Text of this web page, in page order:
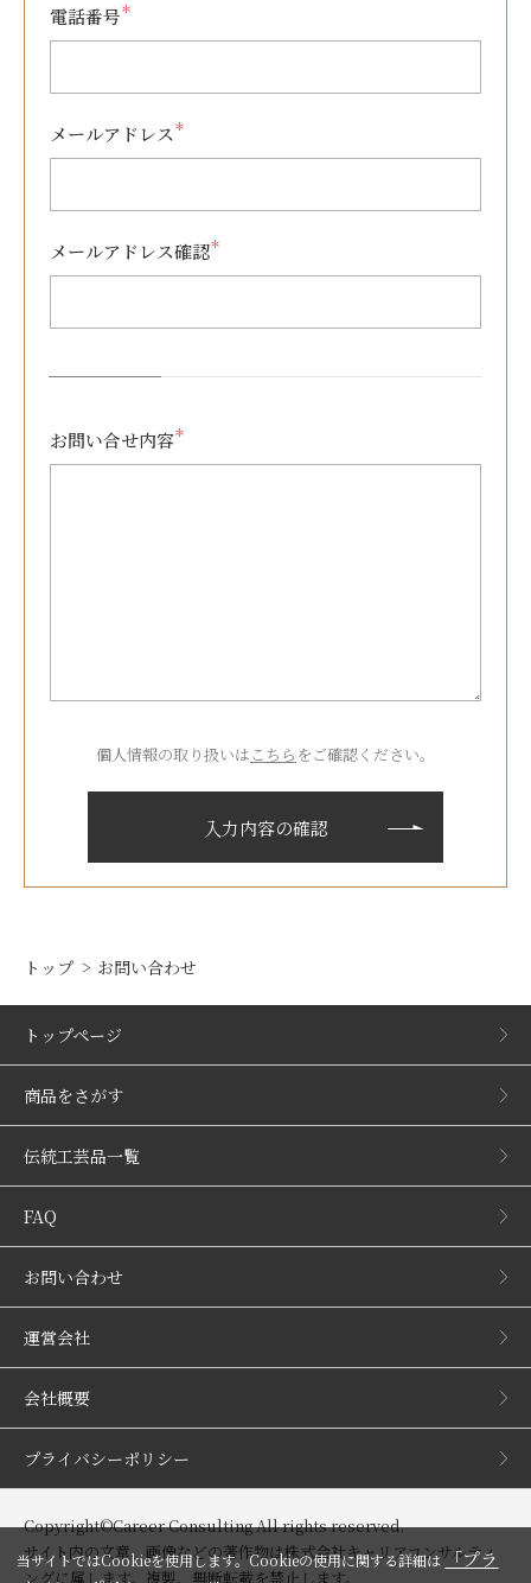
電話番号＊
メールアドレス ＊
メールアドレス確認＊
お問い合せ内容＊
個人情報の取り扱いはこちら をご確認ください。
トップ お問い合わせ
トップページ
商品をさがす
伝統工芸品一覧
FAQ
お問い合わせ
運営会社
会社概要
プライバシーポリシー
Copyright©Career Consulting All rights reserved.
サイト内の文章、画像などの著作物は株式会社キャリアコンサルティ
ングに属します。複製、無断転載を禁止します。
当サイトではCookieを使用します。Cookieの使用に関する詳細は「プラ